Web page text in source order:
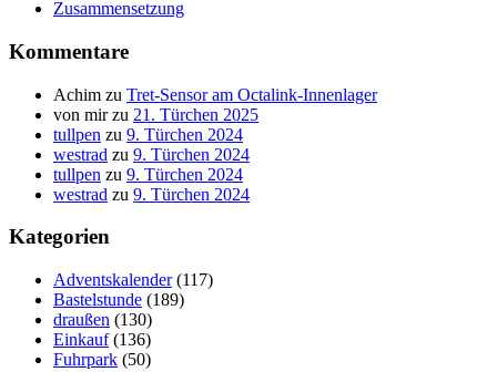
Zusammensetzung
Kommentare
Achim zu Tret-Sensor am Octalink-Innenlager
von mirzu 21. Türchen 2025
tullpen zu 9. Türchen 2024
westrad zu 9. Türchen 2024
tullpen zu 9. Türchen 2024
westrad zu 9. Türchen 2024
Kategorien
Adventskalender(117)
Bastelstunde (189)
draußen (130)
Einkauf(136)
Fuhrpark (50)